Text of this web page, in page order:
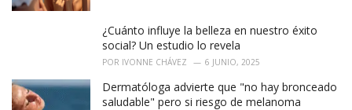
¿Cuánto influye la belleza en nuestro éxito
social? Un estudio lo revela
POR IVONNE CHÁVEZ 6 JUNIO, 2025
Dermatóloga advierte que "no hay bronceado
saludable" pero si riesgo de melanoma